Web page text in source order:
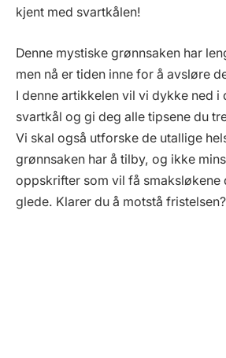
kjent med svartkålen!
Denne mystiske grønnsaken har
men nå er tiden inne for å avsløre
I denne artikkelen vil vi dykke ned i
svartkål og gi deg alle tipsene du
Vi skal også utforske de utallige
grønnsaken har å tilby, og ikke
oppskrifter som vil få smaksløkene
glede. Klarer du å motstå fristelsen?